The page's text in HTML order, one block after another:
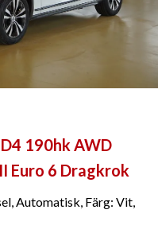
190hk AWD
Euro 6 Dragkrok
Automatisk, Färg: Vit,